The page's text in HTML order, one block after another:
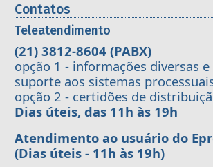
Contatos
Teleatendimento
(21) 3812-8604 (PABX)
opção 1 - informações diversas e
suporte aos sistemas
opção 2 - certidões de
Dias úteis, das 11h às 19h
Atendimento ao usuário do
(Dias úteis - 11h às 19h)